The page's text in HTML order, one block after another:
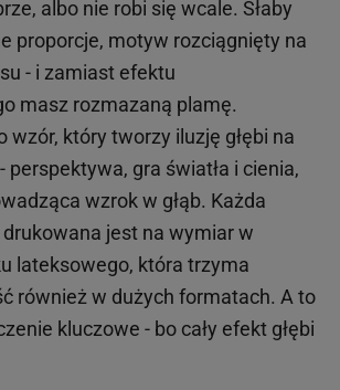
albo nie robi się wcale. Słaby
proporcje, motyw rozciągnięty na
- i zamiast efektu
masz rozmazaną plamę.
wzór, który tworzy iluzję głębi na
perspektywa, gra światła i cienia,
wzrok w głąb. Każda
jest na wymiar w
lateksowego, która trzyma
również w dużych formatach. A to
kluczowe - bo cały efekt głębi